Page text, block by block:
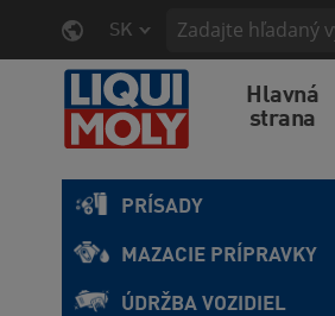
SK
Hlavná
strana
PRÍSADY
MAZACIE PRÍPRAVKY
ÚDRŽBA VOZIDIEL